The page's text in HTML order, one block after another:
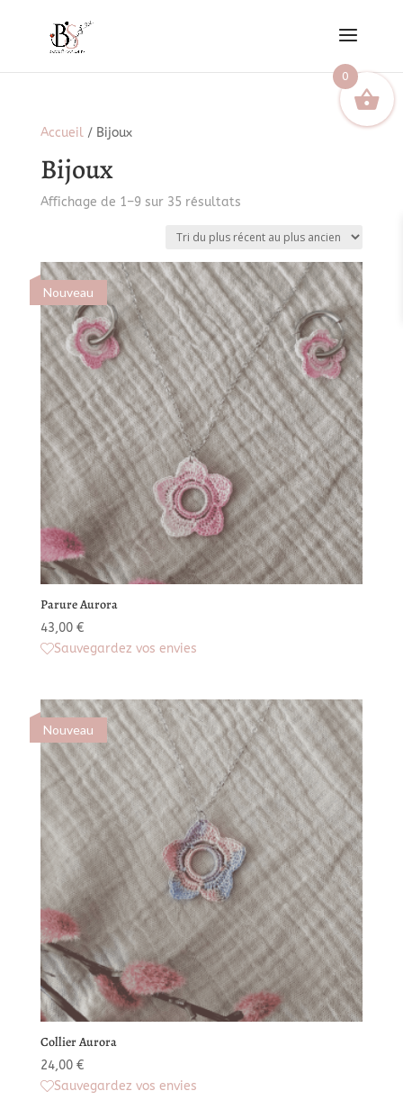
Accueil/ Bijoux
Bijoux
Affichage de 1–9 sur 35 résultatsTrié
plus
récent
au
plus
ancien
Nouveau
Parure Aurora
43,00 €
Sauvegardez vos envies
Nouveau
Collier Aurora
24,00 €
Sauvegardez vos envies
0